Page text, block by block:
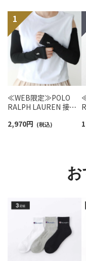
≪WEB限定≫POLO
RALPH LAUREN 接触
ームカバー ＆ レッグウ
2,970円 (税込)